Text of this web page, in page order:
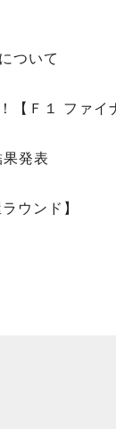
ついて
【Ｆ１ ファ
発表
ウンド】